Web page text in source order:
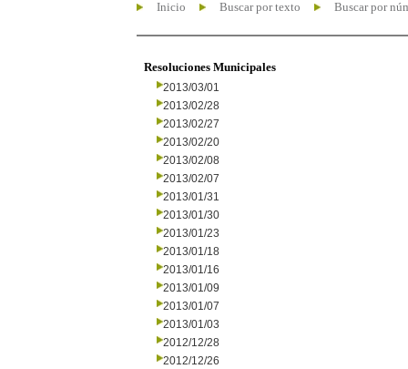
Inicio Buscar por texto Buscar por
Resoluciones Municipales
2013/03/01
2013/02/28
2013/02/27
2013/02/20
2013/02/08
2013/02/07
2013/01/31
2013/01/30
2013/01/23
2013/01/18
2013/01/16
2013/01/09
2013/01/07
2013/01/03
2012/12/28
2012/12/26